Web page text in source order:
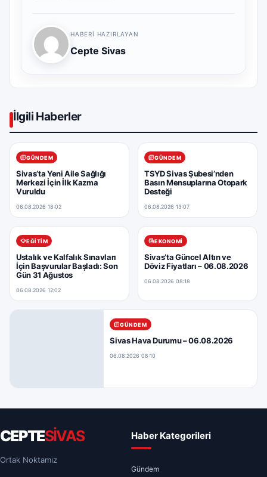
HABERI HAZIRLAYAN
Cepte Sivas
İlgili Haberler
GÜNDEM
Sivas’ta Yeni Aile Sağlığı
Merkezi İçin İlk Kazma
Vuruldu
06.08.2026 18:02
GÜNDEM
TSYD Sivas Şubesi’nden
Basın Mensuplarına Otopark
Desteği
06.08.2026 13:07
EĞITIM
Ustalık ve Kalfalık Sınavları
İçin Başvurular Başladı: Son
Gün 31 Ağustos
06.08.2026 12:02
EKONOMI
Sivas’ta Güncel Altın ve
Döviz Fiyatları – 06.08.2026
06.08.2026 08:18
GÜNDEM
Sivas Hava Durumu – 06.08.2026
06.08.2026 08:10
CEPTESİVAS
Ortak Noktamız
Haber Kategorileri
Gündem